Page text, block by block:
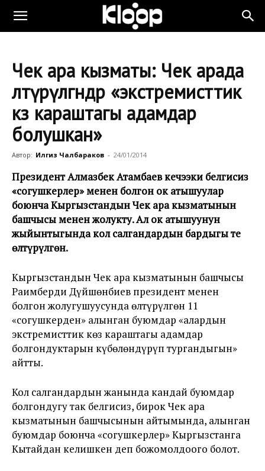
Чек ара кызматы: Чек арада
өлтүрүлгөндөр «экстремисттик
көз караштагы адамдар
болушкан»
Автор: Илгиз Чалбараков - 24/01/2014
Президент Алмазбек Атамбаев кечээки белгисиз
«согушкерлер» менен болгон ок атышуулар
боюнча Кыргызстандын Чек ара кызматынын
башчысы менен жолукту. Ал ок атышуунун
жыйынтыгында кол салгандардын бардыгы тең
өлтүрүлгөн.
Кыргызстандын Чек ара кызматынын башчысы
Раимберди Дүйшөнбиев президент менен
болгон жолугушуусунда өлтүрүлгөн 11
«согушкерден» алынган буюмдар «алардын
экстремисттик көз караштагы адамдар
болгондуктарын күбөлөндүрүп тургандыгын»
айтты.
Кол салгандардын жанында кандай буюмдар
болгондугу так белгисиз, бирок Чек ара
кызматынын башчысынын айтымында, алынган
буюмдар боюнча «согушкерлер» Кыргызстанга
Кытайдан келишкен деп божомолдоого болот.